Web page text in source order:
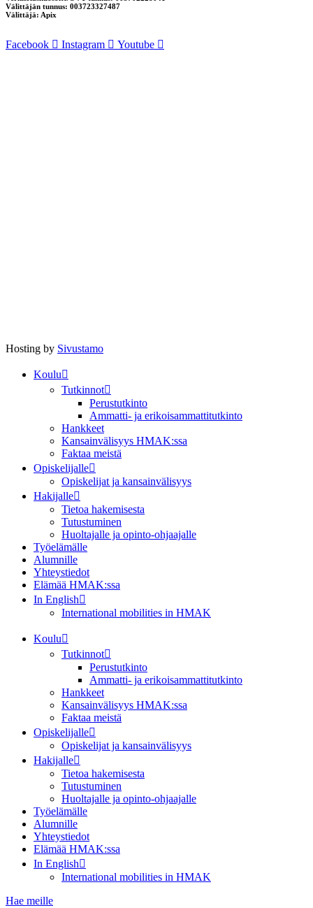
Välittäjän tunnus: 003723327487
Välittäjä: Apix
Facebook Instagram Youtube
Hosting by Sivustamo
Koulu
Tutkinnot
Perustutkinto
Ammatti- ja erikoisammattitutkinto
Hankkeet
Kansainvälisyys HMAK:ssa
Faktaa meistä
Opiskelijalle
Opiskelijat ja kansainvälisyys
Hakijalle
Tietoa hakemisesta
Tutustuminen
Huoltajalle ja opinto-ohjaajalle
Työelämälle
Alumnille
Yhteystiedot
Elämää HMAK:ssa
In English
International mobilities in HMAK
Koulu
Tutkinnot
Perustutkinto
Ammatti- ja erikoisammattitutkinto
Hankkeet
Kansainvälisyys HMAK:ssa
Faktaa meistä
Opiskelijalle
Opiskelijat ja kansainvälisyys
Hakijalle
Tietoa hakemisesta
Tutustuminen
Huoltajalle ja opinto-ohjaajalle
Työelämälle
Alumnille
Yhteystiedot
Elämää HMAK:ssa
In English
International mobilities in HMAK
Hae meille